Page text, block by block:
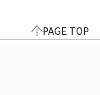
PAGE TOP